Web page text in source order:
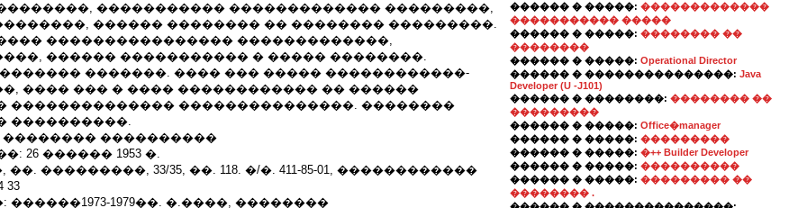
����������� ������������� ���������,
������ �������� �� �������� ���������.
���������������� �������������,
������ ����������� � ����� ��������.
�������. ���� ��� ����� ������������-
���� ��� � ���� ������������ �� ������
�������������� ���������������. ��������
����������.
�������� ����������
26 ������ 1953 �.
���������, 33/35, ��. 118. �/�. 411-85-01, ������������
33
1979��. �.����, ��������
������ � �����: �������������
����������� �����
������ � �����: �������� ��
��������
������ � �����: Operational Director
������ � ���������������: Java
Developer (U -J101)
������ � ��������: �������� ��
���������
������ � �����: Office�manager
������ � �����: ���������
������ � �����: �++ Builder Developer
������ � �����: ����������
������ � �����: ��������� ��
�������� .